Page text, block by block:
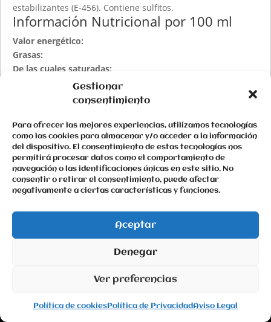
Gestionar
consentimiento
Para ofrecer las mejores experiencias, utilizamos tecnologías
como las cookies para almacenar y/o acceder a la información
del dispositivo. El consentimiento de estas tecnologías nos
permitirá procesar datos como el comportamiento de
navegación o las identificaciones únicas en este sitio. No
consentir o retirar el consentimiento, puede afectar
negativamente a ciertas características y funciones.
Aceptar
Denegar
Ver preferencias
Política de cookiesPolítica de PrivacidadAviso Legal
estabilizantes (E-456). Contiene sulfitos.
Información Nutricional por 100 ml
Valor energético:
Grasas:
De las cuales saturadas:
Hidratos de carbono:
De los cuales azúcares:
Sal:
Consumo Responsable:
Tapón: